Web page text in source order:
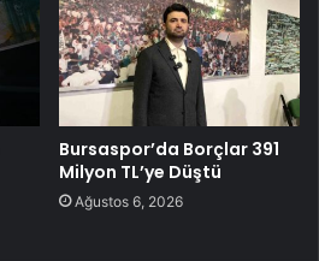
Bursaspor’da Borçlar 391
Milyon TL’ye Düştü
Ağustos 6, 2026